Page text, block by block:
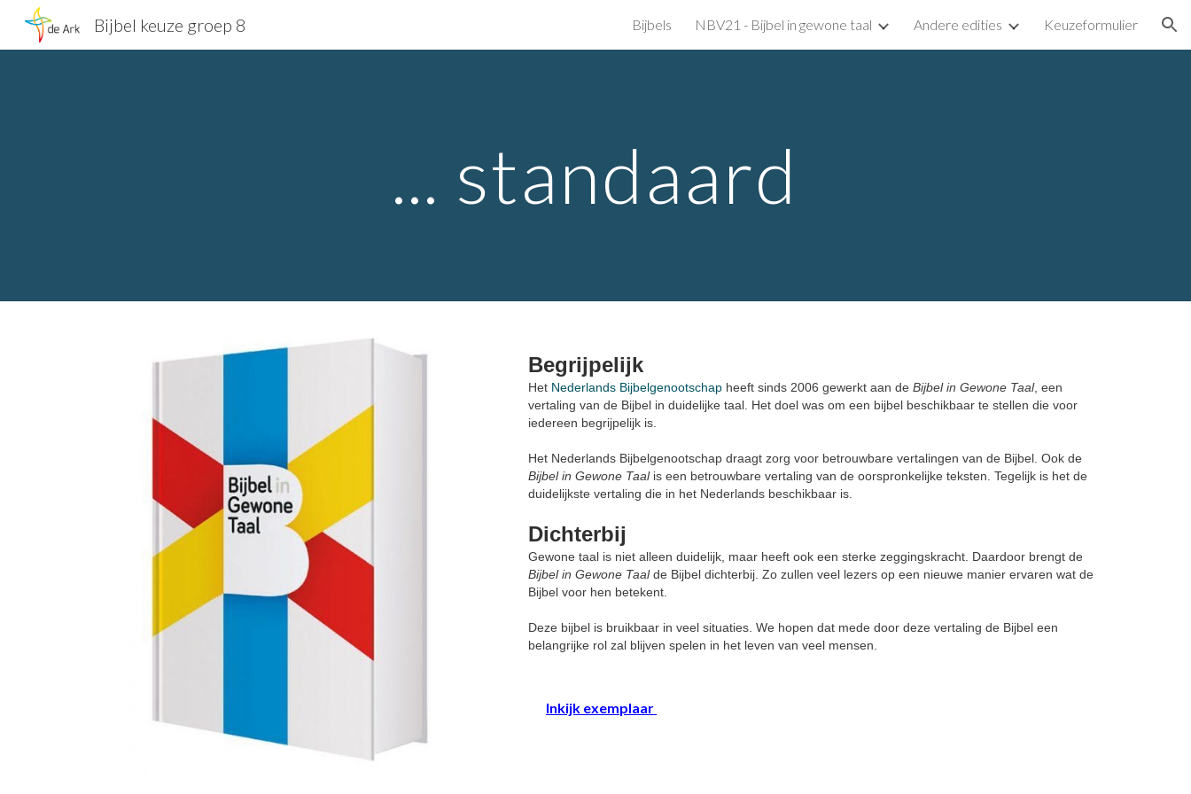
Skip to navigation
Bijbel keuze groep 8 Bijbels NBV21 - Bijbel in gewone taal Andere edities Keuzeformulier
... standaard
Begrijpelijk
Het Nederlands Bijbelgenootschap heeft sinds 2006 gewerkt aan deBijbel in Gewone Taal, een
vertaling van de Bijbel in duidelijke taal. Het doel was om een bijbel beschikbaar te stellen die voor
iedereen begrijpelijk is.
Het Nederlands Bijbelgenootschap draagt zorg voor betrouwbare vertalingen van de Bijbel. Ook de
Bijbel in Gewone Taalis een betrouwbare vertaling van de oorspronkelijke teksten. Tegelijk is het de
duidelijkste vertaling die in het Nederlands beschikbaar is.
Dichterbij
Gewone taal is niet alleen duidelijk, maar heeft ook een sterke zeggingskracht. Daardoor brengt de
Bijbel in Gewone Taalde Bijbel dichterbij. Zo zullen veel lezers op een nieuwe manier ervaren wat de
Bijbel voor hen betekent.
Deze bijbel is bruikbaar in veel situaties. We hopen dat mede door deze vertaling de Bijbel een
belangrijke rol zal blijven spelen in het leven van veel mensen.
Inkijk exemplaar